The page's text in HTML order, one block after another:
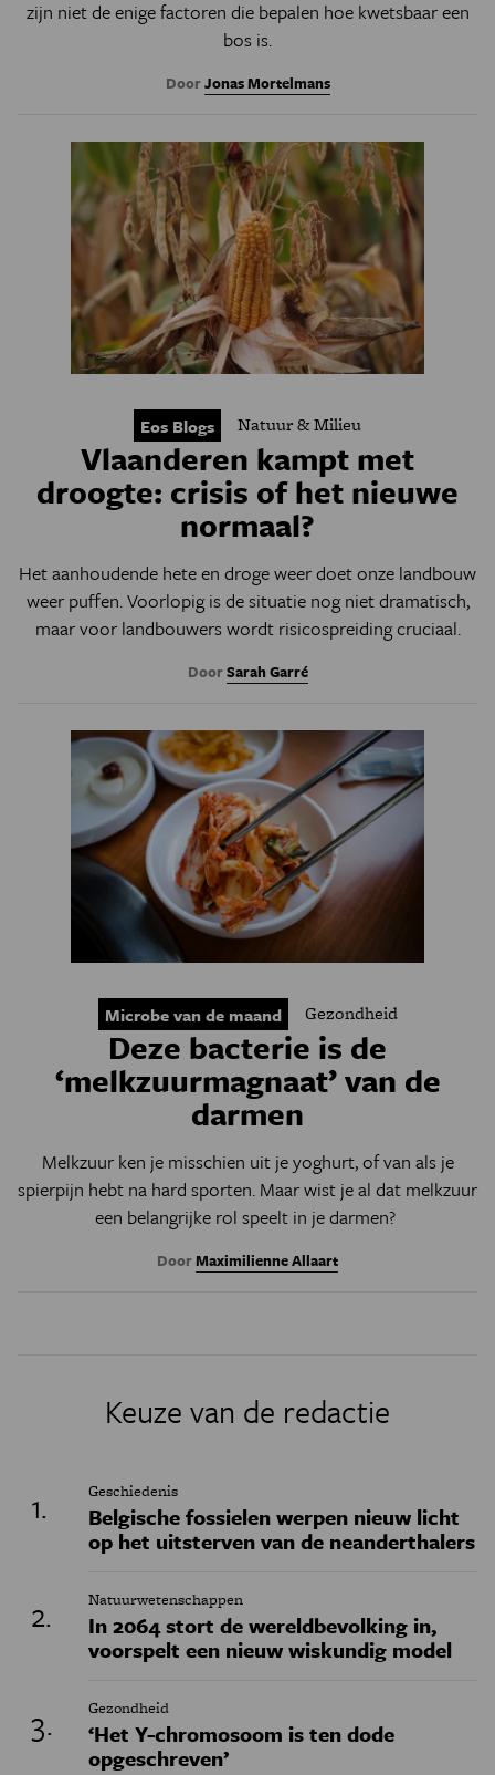
zijn niet de enige factoren die bepalen hoe kwetsbaar een
bos is.
DoorJonas Mortelmans
Eos Blogs Natuur & Milieu
Vlaanderen kampt met
droogte: crisis of het nieuwe
normaal?
Het aanhoudende hete en droge weer doet onze landbouw
weer puffen. Voorlopig is de situatie nog niet dramatisch,
maar voor landbouwers wordt risicospreiding cruciaal.
DoorSarah Garré
Microbe van de maand Gezondheid
Deze bacterie is de
‘melkzuurmagnaat’ van de
darmen
Melkzuur ken je misschien uit je yoghurt, of van als je
spierpijn hebt na hard sporten. Maar wist je al dat melkzuur
een belangrijke rol speelt in je darmen?
DoorMaximilienne Allaart
Keuze van de redactie
Geschiedenis
Belgische fossielen werpen nieuw licht
op het uitsterven van de neanderthalers
Natuurwetenschappen
In 2064 stort de wereldbevolking in,
voorspelt een nieuw wiskundig model
Gezondheid
‘Het Y-chromosoom is ten dode
opgeschreven’